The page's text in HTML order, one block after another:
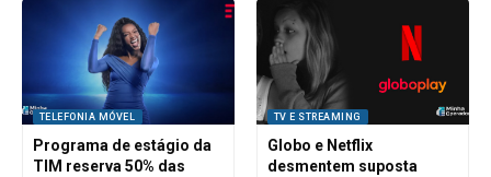
TELEFONIA MÓVEL
Programa de estágio da
TIM reserva 50% das
TV E STREAMING
Globo e Netflix
desmentem suposta